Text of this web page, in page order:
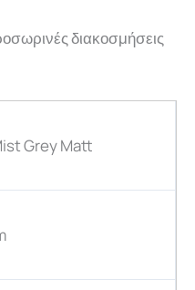
διακοσμήσεις
Grey Matt